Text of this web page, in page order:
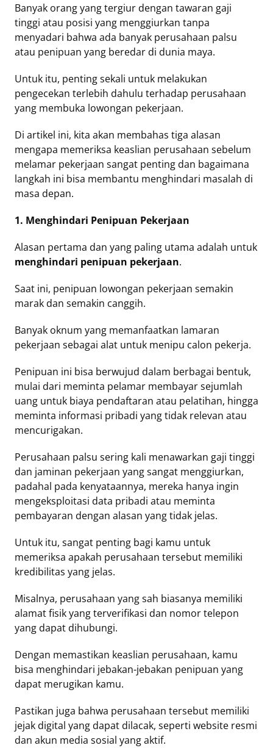
Banyak orang yang tergiur dengan tawaran gaji
tinggi atau posisi yang menggiurkan tanpa
menyadari bahwa ada banyak perusahaan palsu
atau penipuan yang beredar di dunia maya.
Untuk itu, penting sekali untuk melakukan
pengecekan terlebih dahulu terhadap perusahaan
yang membuka lowongan pekerjaan.
Di artikel ini, kita akan membahas tiga alasan
mengapa memeriksa keaslian perusahaan sebelum
melamar pekerjaan sangat penting dan bagaimana
langkah ini bisa membantu menghindari masalah di
masa depan.
1. Menghindari Penipuan Pekerjaan
Alasan pertama dan yang paling utama adalah untuk
menghindari penipuan pekerjaan.
Saat ini, penipuan lowongan pekerjaan semakin
marak dan semakin canggih.
Banyak oknum yang memanfaatkan lamaran
pekerjaan sebagai alat untuk menipu calon pekerja.
Penipuan ini bisa berwujud dalam berbagai bentuk,
mulai dari meminta pelamar membayar sejumlah
uang untuk biaya pendaftaran atau pelatihan, hingga
meminta informasi pribadi yang tidak relevan atau
mencurigakan.
Perusahaan palsu sering kali menawarkan gaji tinggi
dan jaminan pekerjaan yang sangat menggiurkan,
padahal pada kenyataannya, mereka hanya ingin
mengeksploitasi data pribadi atau meminta
pembayaran dengan alasan yang tidak jelas.
Untuk itu, sangat penting bagi kamu untuk
memeriksa apakah perusahaan tersebut memiliki
kredibilitas yang jelas.
Misalnya, perusahaan yang sah biasanya memiliki
alamat fisik yang terverifikasi dan nomor telepon
yang dapat dihubungi.
Dengan memastikan keaslian perusahaan, kamu
bisa menghindari jebakan-jebakan penipuan yang
dapat merugikan kamu.
Pastikan juga bahwa perusahaan tersebut memiliki
jejak digital yang dapat dilacak, seperti website resmi
dan akun media sosial yang aktif.